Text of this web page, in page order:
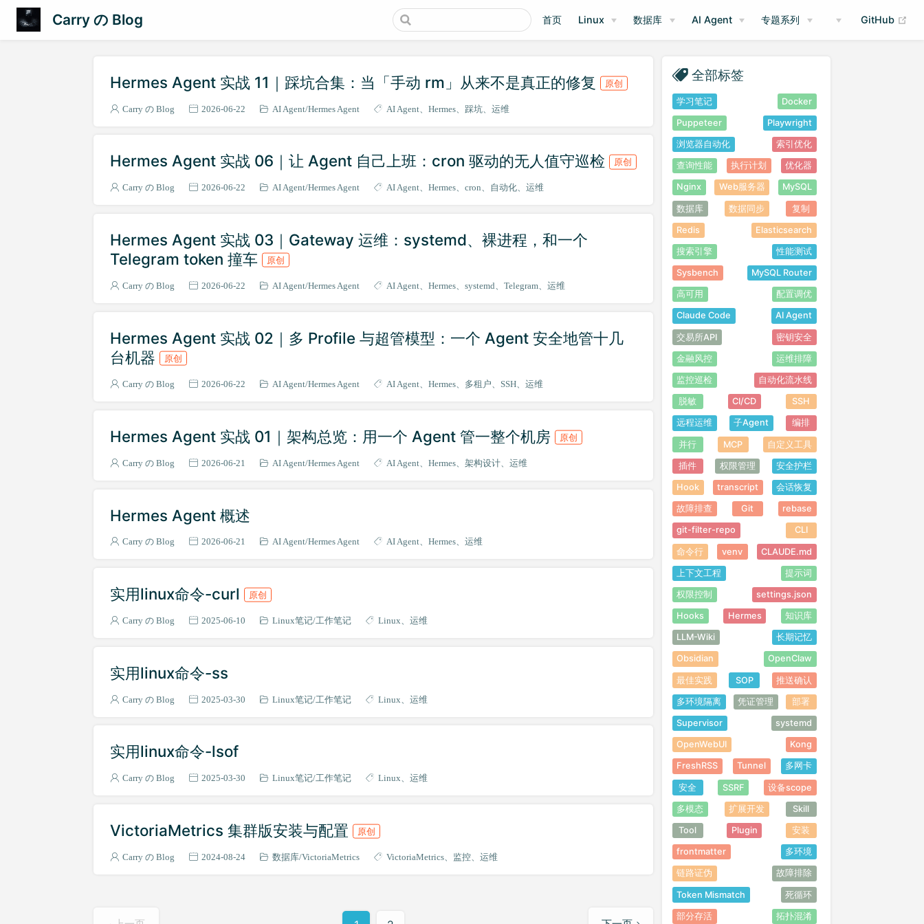
Carry の Blog 首页 Linux 数据库 AI Agent 专题系列 GitHub
Hermes Agent 实战 11｜踩坑合集：当「手动 rm」从来不是真正的修复 原创
Carry の Blog 2026-06-22 AI Agent Hermes Agent AI Agent Hermes 踩坑 运维
Hermes Agent 实战 06｜让 Agent 自己上班：cron 驱动的无人值守巡检 原创
Carry の Blog 2026-06-22 AI Agent Hermes Agent AI Agent Hermes cron 自动化 运维
Hermes Agent 实战 03｜Gateway 运维：systemd、裸进程，和一个
Telegram token 撞车 原创
Carry の Blog 2026-06-22 AI Agent Hermes Agent AI Agent Hermes systemd Telegram 运维
Hermes Agent 实战 02｜多 Profile 与超管模型：一个 Agent 安全地管十几
台机器 原创
Carry の Blog 2026-06-22 AI Agent Hermes Agent AI Agent Hermes 多租户 SSH 运维
Hermes Agent 实战 01｜架构总览：用一个 Agent 管一整个机房 原创
Carry の Blog 2026-06-21 AI Agent Hermes Agent AI Agent Hermes 架构设计 运维
Hermes Agent 概述
Carry の Blog 2026-06-21 AI Agent Hermes Agent AI Agent Hermes 运维
实用linux命令-curl 原创
Carry の Blog 2025-06-10 Linux笔记 工作笔记 Linux 运维
实用linux命令-ss
Carry の Blog 2025-03-30 Linux笔记 工作笔记 Linux 运维
实用linux命令-lsof
Carry の Blog 2025-03-30 Linux笔记 工作笔记 Linux 运维
VictoriaMetrics 集群版安装与配置 原创
Carry の Blog 2024-08-24 数据库 VictoriaMetrics VictoriaMetrics 监控 运维
全部标签
学习笔记 Docker
Puppeteer Playwright
浏览器自动化 索引优化
查询性能 执行计划 优化器
Nginx Web服务器 MySQL
数据库 数据同步 复制
Redis Elasticsearch
搜索引擎 性能测试
Sysbench MySQL Router
高可用 配置调优
Claude Code AI Agent
交易所API 密钥安全
金融风控 运维排障
监控巡检 自动化流水线
脱敏 CI/CD SSH
远程运维 子Agent 编排
并行 MCP 自定义工具
插件 权限管理 安全护栏
Hook transcript 会话恢复
故障排查 Git rebase
git-filter-repo CLI
命令行 venv CLAUDE.md
上下文工程 提示词
权限控制 settings.json
Hooks Hermes 知识库
LLM-Wiki 长期记忆
Obsidian OpenClaw
最佳实践 SOP 推送确认
多环境隔离 凭证管理 部署
Supervisor systemd
OpenWebUI Kong
FreshRSS Tunnel 多网卡
安全 SSRF 设备scope
多模态 扩展开发 Skill
Tool Plugin 安装
frontmatter 多环境
链路证伪 故障排除
Token Mismatch 死循环
部分存活 拓扑混淆